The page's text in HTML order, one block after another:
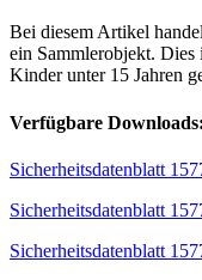
Bei diesem Artikel
ein Sammlerobjekt. Dies
Kinder unter 15 Jahren
Verfügbare Downloads:
Sicherheitsdatenblatt
Sicherheitsdatenblatt
Sicherheitsdatenblatt